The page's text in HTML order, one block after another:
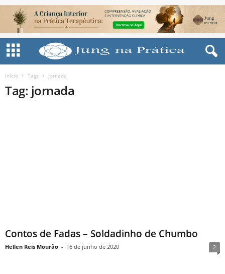
Início Tags Jornada
Tag: jornada
Contos de Fadas – Soldadinho de Chumbo
Hellen Reis Mourão - 16 de junho de 2020 2